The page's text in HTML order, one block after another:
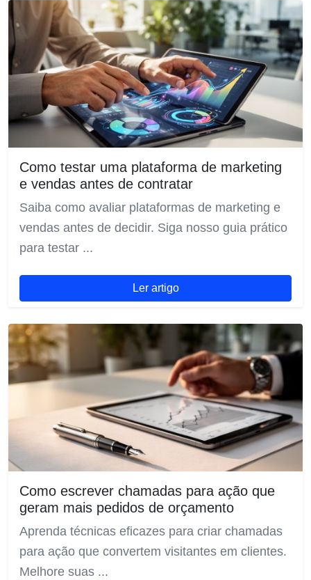
Como testar uma plataforma de marketing
e vendas antes de contratar
Saiba como avaliar plataformas de marketing e
vendas antes de decidir. Siga nosso guia prático
para testar ...
Ler artigo
Como escrever chamadas para ação que
geram mais pedidos de orçamento
Aprenda técnicas eficazes para criar chamadas
para ação que convertem visitantes em clientes.
Melhore suas ...